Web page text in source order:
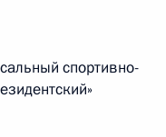
спортивно-